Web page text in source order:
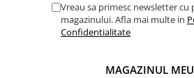
Vreau sa primesc newsletter
magazinului. Afla mai multe in
Confidentialitate
MAGAZINUL MEU